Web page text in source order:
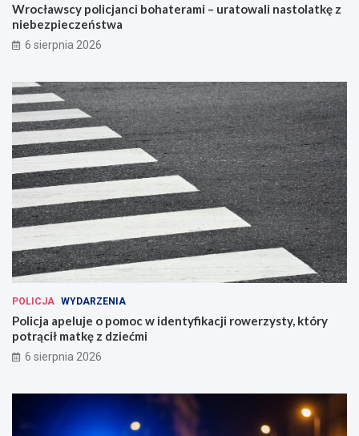
Wrocławscy policjanci bohaterami – uratowali nastolatkę z
niebezpieczeństwa
6 sierpnia 2026
POLICJA WYDARZENIA
Policja apeluje o pomoc w identyfikacji rowerzysty, który
potrącił matkę z dziećmi
6 sierpnia 2026